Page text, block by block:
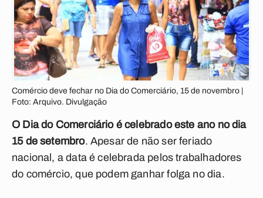
Comércio deve fechar no Dia do Comerciário, 15 de novembro |
Foto: Arquivo. Divulgação
O Dia do Comerciário é celebrado este ano no dia
15 de setembro. Apesar de não ser feriado
nacional, a data é celebrada pelos trabalhadores
do comércio, que podem ganhar folga no dia.